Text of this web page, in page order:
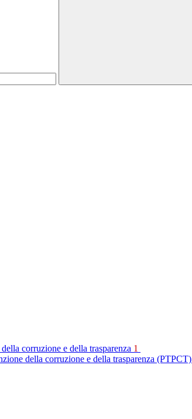
corruzione e della trasparenza 1
della corruzione e della trasparenza (PTPCT)